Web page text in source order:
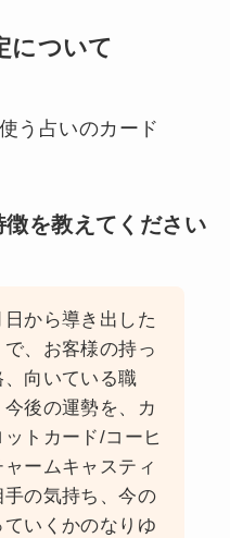
について
を教えてください
から導き出した
で、お客様の持っ
向いている職
後の運勢を、カ
トカード/コーヒ
ームキャスティ
手の気持ち、今の
いくかのなりゆ